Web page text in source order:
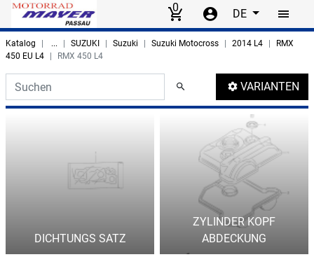
Skip to main content
0 DE
Katalog ... SUZUKI Suzuki Suzuki Motocross 2014 L4
RMX
450 EU L4
RMX 450 L4
Search thumbnails VARIANTEN
DICHTUNGS SATZ
ZYLINDER KOPF
ABDECKUNG